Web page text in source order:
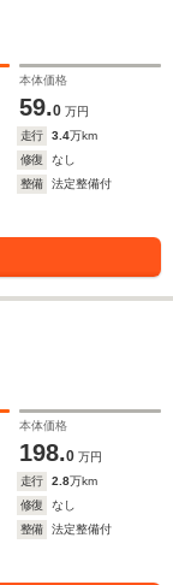
本体価格
59.0 万円
走行 3.4万km
修復
なし
整備
法定整備付
本体価格
198.0 万円
走行 2.8万km
修復
なし
整備
法定整備付